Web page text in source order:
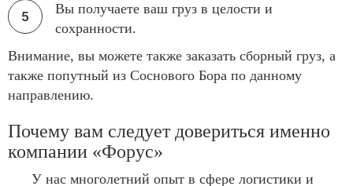
Вы получаете ваш груз в целости и
сохранности.
Внимание, вы можете также заказать сборный груз, а
также попутный из Соснового Бора по данному
направлению.
Почему вам следует довериться именно
компании «Форус»
У нас многолетний опыт в сфере логистики и